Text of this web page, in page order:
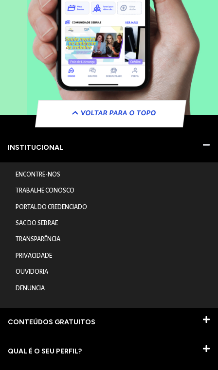
VOLTAR PARA O TOPO
INSTITUCIONAL
ENCONTRE-NOS
TRABALHE CONOSCO
PORTAL DO CREDENCIADO
SAC DO SEBRAE
TRANSPARÊNCIA
PRIVACIDADE
OUVIDORIA
DENUNCIA
CONTEÚDOS GRATUITOS
QUAL É O SEU PERFIL?